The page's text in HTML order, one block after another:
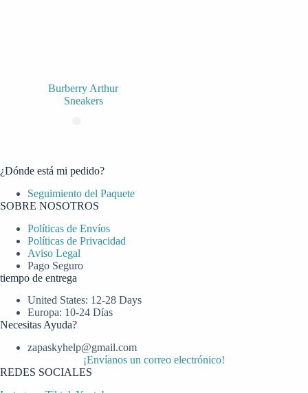
Burberry Arthur
Sneakers
¿Dónde está mi pedido?
Seguimiento del Paquete
SOBRE NOSOTROS
Políticas de Envíos
Políticas de Privacidad
Aviso Legal
Pago Seguro
tiempo de entrega
United States: 12-28 Days
Europa: 10-24 Días
Necesitas Ayuda?
zapaskyhelp@gmail.com​
¡Envíanos un correo electrónico!
REDES SOCIALES